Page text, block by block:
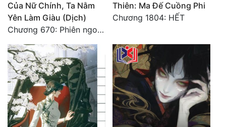
Của Nữ Chính, Ta Nằm
Yên Làm Giàu (Dịch)
Chương 670: Phiên ngoại 16. HẾT.
Thiên: Ma Đế Cuồng Phi
Chương 1804: HẾT